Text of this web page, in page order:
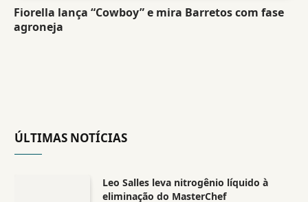
Fiorella lança “Cowboy” e mira Barretos com fase
agroneja
ÚLTIMAS NOTÍCIAS
Leo Salles leva nitrogênio líquido à
eliminação do MasterChef